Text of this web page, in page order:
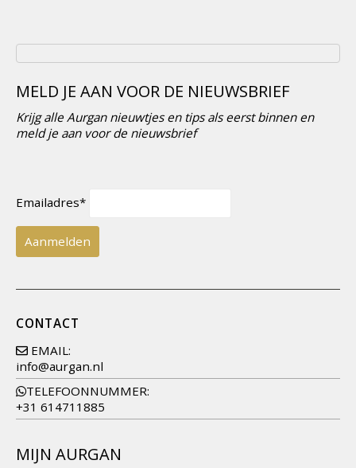
MELD JE AAN VOOR DE NIEUWSBRIEF
Krijg alle Aurgan nieuwtjes en tips als eerst binnen en
meld je aan voor de nieuwsbrief
Emailadres*
CONTACT
EMAIL:
info@aurgan.nl
TELEFOONNUMMER:
+31 614711885
MIJN AURGAN